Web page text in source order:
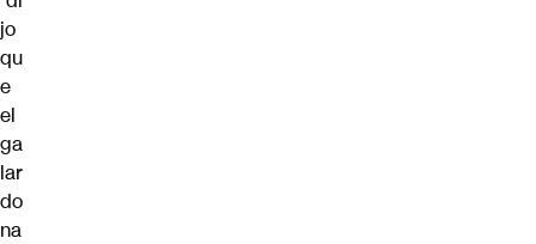
jo
qu
e
el
ga
lar
do
na